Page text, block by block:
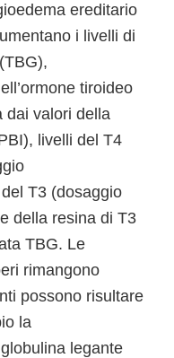
ereditario
i livelli di
tiroideo
dai valori della
livelli del T4
T3 (dosaggio
della resina di T3
TBG. Le
rimangono
possono risultare
la
legante